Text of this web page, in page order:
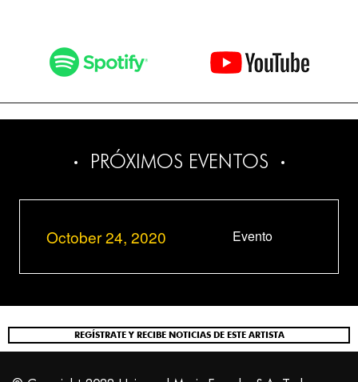
PRÓXIMOS EVENTOS
October 24, 2020 Evento
REGÍSTRATE Y RECIBE NOTICIAS DE ESTE ARTISTA